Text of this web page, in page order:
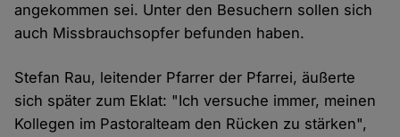
angekommen sei. Unter den Besuchern sollen sich
auch Missbrauchsopfer befunden haben.
Stefan Rau, leitender Pfarrer der Pfarrei, äußerte
sich später zum Eklat: "Ich versuche immer, meinen
Kollegen im Pastoralteam den Rücken zu stärken",